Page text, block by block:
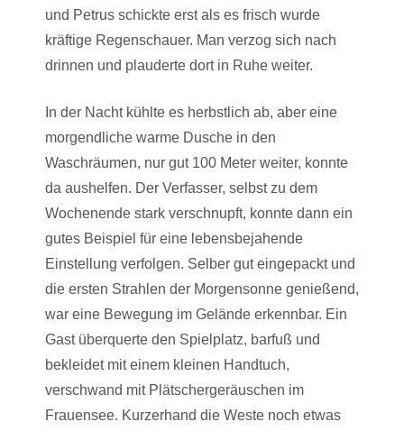
und Petrus schickte erst als es frisch wurde
kräftige Regenschauer. Man verzog sich nach
drinnen und plauderte dort in Ruhe weiter.
In der Nacht kühlte es herbstlich ab, aber eine
morgendliche warme Dusche in den
Waschräumen, nur gut 100 Meter weiter, konnte
da aushelfen. Der Verfasser, selbst zu dem
Wochenende stark verschnupft, konnte dann ein
gutes Beispiel für eine lebensbejahende
Einstellung verfolgen. Selber gut eingepackt und
die ersten Strahlen der Morgensonne genießend,
war eine Bewegung im Gelände erkennbar. Ein
Gast überquerte den Spielplatz, barfuß und
bekleidet mit einem kleinen Handtuch,
verschwand mit Plätschergeräuschen im
Frauensee. Kurzerhand die Weste noch etwas